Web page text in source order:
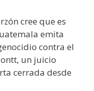
cree que es
emita
contra el
un juicio
cerrada desde